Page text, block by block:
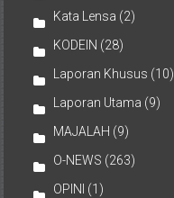
Kata Lensa (2)
KODEIN (28)
Laporan Khusus (10)
Laporan Utama (9)
MAJALAH (9)
O-NEWS (263)
OPINI (1)